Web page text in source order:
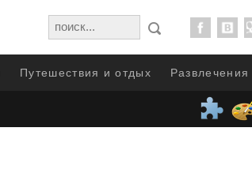
Путешествия и отдых Развлечения